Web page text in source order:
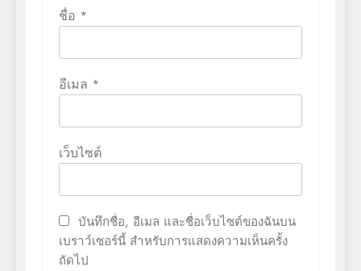
ชื่อ *
อีเมล *
เว็บไซต์
บันทึกชื่อ, อีเมล และชื่อเว็บไซต์ของฉันบน
เบราว์เซอร์นี้ สำหรับการแสดงความเห็นครั้ง
ถัดไป